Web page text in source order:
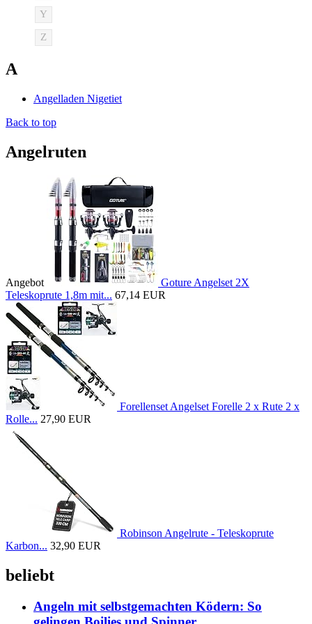
Y
Z
A
Angelladen Nigetiet
Back to top
Angelruten
Angebot
Goture Angelset 2X
Teleskoprute 1,8m mit... 67,14 EUR
Forellenset Angelset Forelle 2 x Rute 2 x
Rolle... 27,90 EUR
Robinson Angelrute - Teleskoprute
Karbon... 32,90 EUR
beliebt
Angeln mit selbstgemachten Ködern: So